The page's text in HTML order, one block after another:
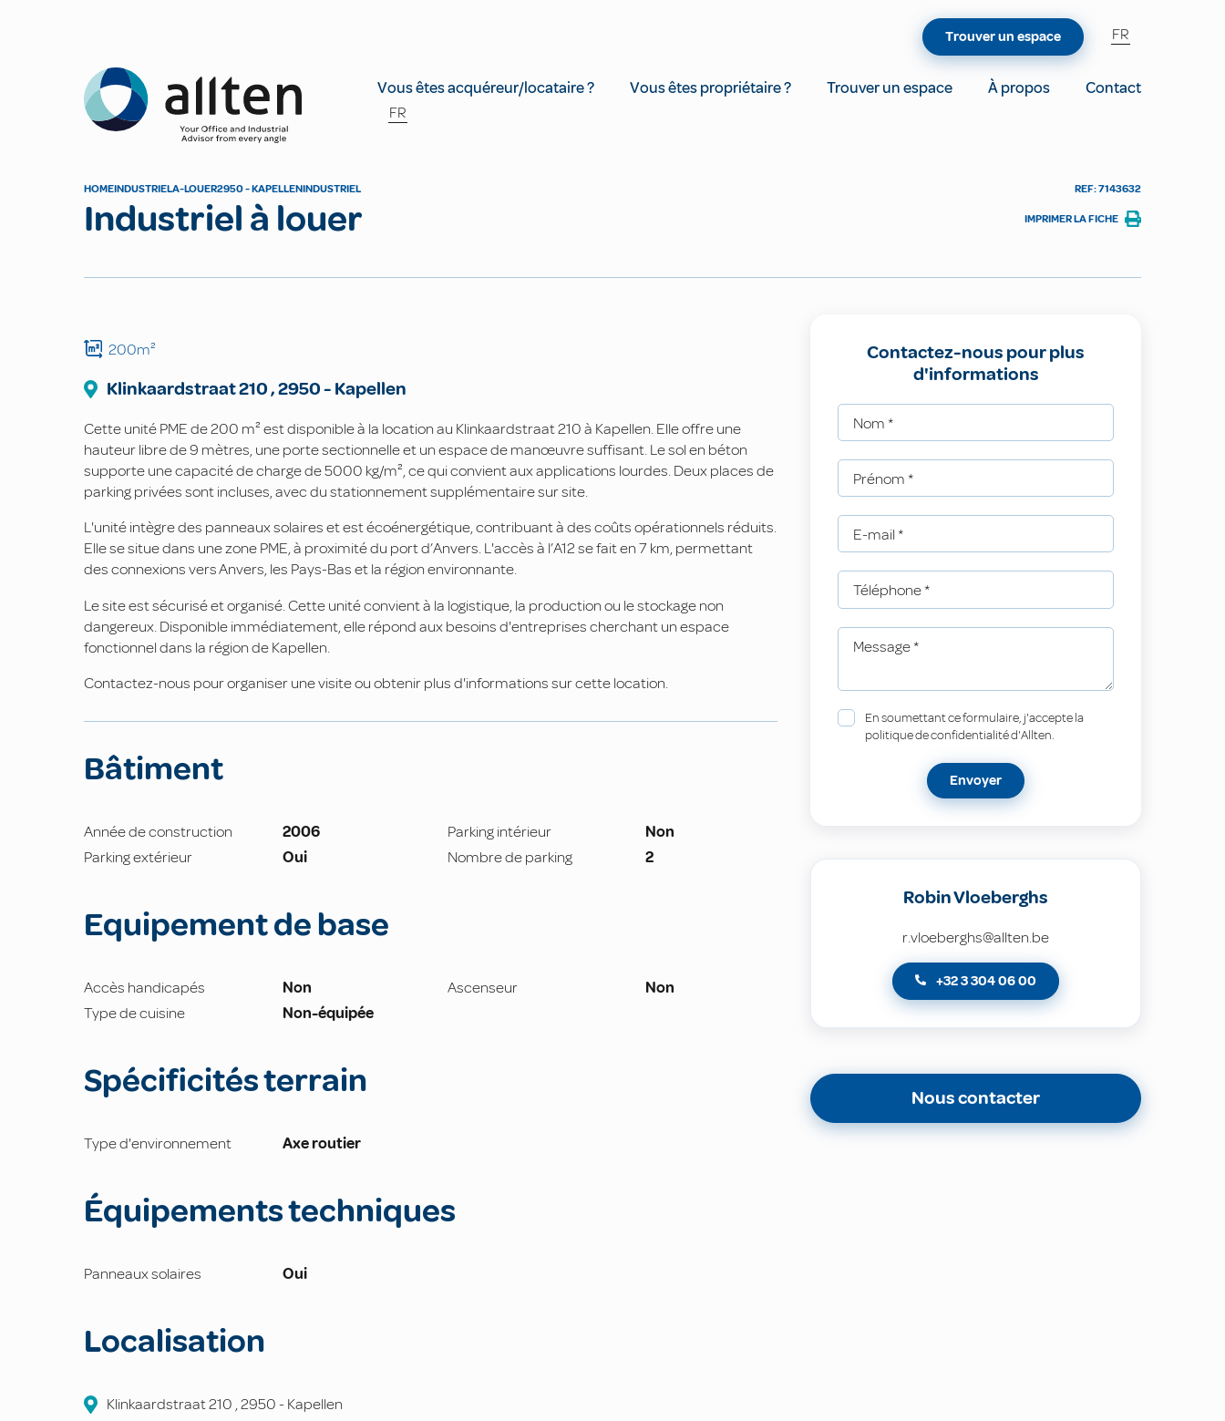
Allten
Vous êtes acquéreur/locataire ? Vous êtes propriétaire ? Trouver un espace À propos
Contact
FR
Trouver un espace FR
HOMEINDUSTRIELA-LOUER2950 - KAPELLENINDUSTRIEL
Industriel à louer
REF: 7143632
IMPRIMER LA FICHE
200m²
Klinkaardstraat210,2950- Kapellen
Cette unité PME de 200 m² est disponible à la location au Klinkaardstraat 210 à Kapellen. Elle offre une
hauteur libre de 9 mètres, une porte sectionnelle et un espace de manœuvre suffisant. Le sol en béton
supporte une capacité de charge de 5000 kg/m², ce qui convient aux applications lourdes. Deux places de
parking privées sont incluses, avec du stationnement supplémentaire sur site.
L'unité intègre des panneaux solaires et est écoénergétique, contribuant à des coûts opérationnels réduits.
Elle se situe dans une zone PME, à proximité du port d’Anvers. L'accès à l’A12 se fait en 7 km, permettant
des connexions vers Anvers, les Pays-Bas et la région environnante.
Le site est sécurisé et organisé. Cette unité convient à la logistique, la production ou le stockage non
dangereux. Disponible immédiatement, elle répond aux besoins d'entreprises cherchant un espace
fonctionnel dans la région de Kapellen.
Contactez-nous pour organiser une visite ou obtenir plus d'informations sur cette location.
Bâtiment
Année de construction 2006 Parking intérieur
Non
Parking extérieur
Oui Nombre de parking 2
Equipement de base
Accès handicapés Non Ascenseur
Non
Type de cuisine
Non-équipée
Spécificités terrain
Type d'environnement Axe routier
Équipements techniques
Panneaux solaires Oui
Localisation
Klinkaardstraat210 ,2950-Kapellen
Contactez-nous pour plus
d'informations
Nom *
Prénom *
E-mail *
Téléphone*
Message*
En soumettant ce formulaire, j'accepte la
politique de confidentialité d'Allten.
Envoyer
Robin Vloeberghs
r.vloeberghs@allten.be
+32 3 304 06 00
Nous contacter